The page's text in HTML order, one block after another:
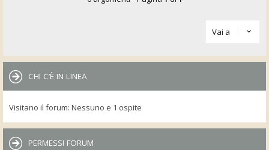
Vai a
CHI C’È IN LINEA
Visitano il forum: Nessuno e 1 ospite
PERMESSI FORUM